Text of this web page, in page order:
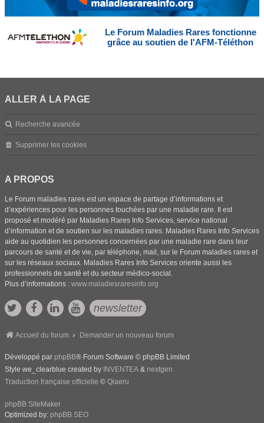
Le Forum Maladies Rares fonctionne
grâce au soutien de l'AFM-Téléthon
ALLER À LA PAGE
Recherche avancée
Supprimer les cookies
A PROPOS
Le Forum maladies rares est un espace de partage d’informations et
d’expériences pour les personnes touchées par une maladie rare. Il est
proposé et modéré par Maladies Rares Info Services, service national
d’information et de soutien sur les maladies rares. Maladies Rares Info Services
aide au quotidien les personnes concernées par une maladie rare dans leur
parcours de santé et de vie, par téléphone, mail, sur le Forum maladies rares et
sur les réseaux sociaux. Maladies Rares Info Services oriente aussi les
professionnels de santé et du secteur médico-social.
Plus d’informations : www.maladiesraresinfo.org
newsletter
Accueil du forum Demander un nouveau forum
Développé par phpBB® Forum Software © phpBB Limited
Style we_clearblue created by INVENTEA & nextgen
Traduction française officielle © Qiaeru
phpBB SiteMaker
Optimized by: phpBB SEO